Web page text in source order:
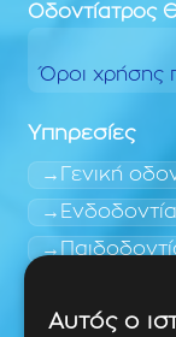
Οδοντίατρος
Όροι χρήσης
Υπηρεσίες
Γενική
Αυτός ο